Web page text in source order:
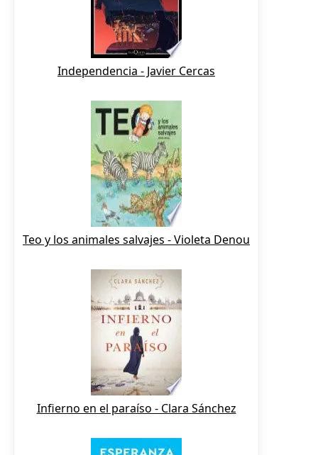
Independencia - Javier Cercas
Teo y los animales salvajes - Violeta Denou
Infierno en el paraíso - Clara Sánchez